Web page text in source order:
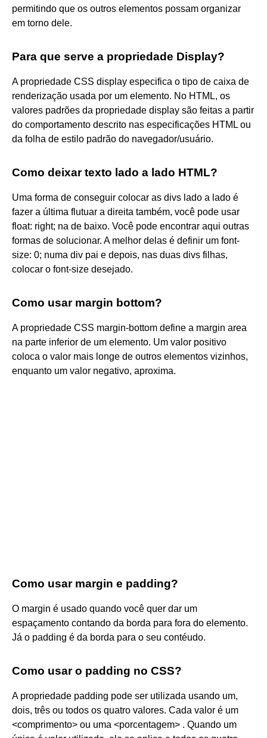
permitindo que os outros elementos possam organizar
em torno dele.
Para que serve a propriedade Display?
A propriedade CSS display especifica o tipo de caixa de
renderização usada por um elemento. No HTML, os
valores padrões da propriedade display são feitas a partir
do comportamento descrito nas especificações HTML ou
da folha de estilo padrão do navegador/usuário.
Como deixar texto lado a lado HTML?
Uma forma de conseguir colocar as divs lado a lado é
fazer a última flutuar a direita também, você pode usar
float: right; na de baixo. Você pode encontrar aqui outras
formas de solucionar. A melhor delas é definir um font-
size: 0; numa div pai e depois, nas duas divs filhas,
colocar o font-size desejado.
Como usar margin bottom?
A propriedade CSS margin-bottom define a margin area
na parte inferior de um elemento. Um valor positivo
coloca o valor mais longe de outros elementos vizinhos,
enquanto um valor negativo, aproxima.
Como usar margin e padding?
O margin é usado quando você quer dar um
espaçamento contando da borda para fora do elemento.
Já o padding é da borda para o seu contéudo.
Como usar o padding no CSS?
A propriedade padding pode ser utilizada usando um,
dois, três ou todos os quatro valores. Cada valor é um
<comprimento> ou uma <porcentagem> . Quando um